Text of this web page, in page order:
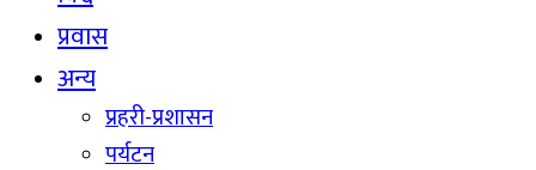
प्रवास
अन्य
प्रहरी-प्रशासन
पर्यटन